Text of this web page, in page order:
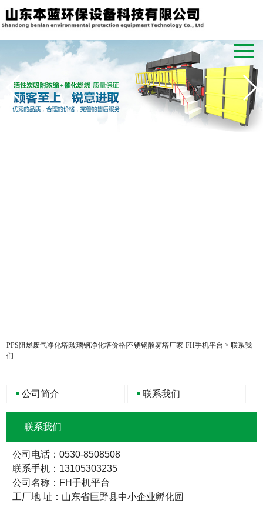
PPS阻燃废气净化塔|玻璃钢净化塔价格|不锈钢酸雾塔厂家-FH手机平台 >联系我
们
公司简介 联系我们
联系我们
公司电话：0530-8508508
联系手机：13105303235
公司名称：FH手机平台
工厂地 址：山东省巨野县中小企业孵化园